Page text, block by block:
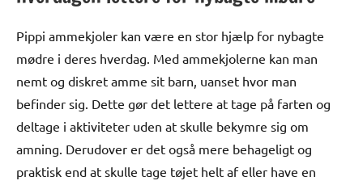
Pippi ammekjoler kan være en stor hjælp for nybagte
mødre i deres hverdag. Med ammekjolerne kan man
nemt og diskret amme sit barn, uanset hvor man
befinder sig. Dette gør det lettere at tage på farten og
deltage i aktiviteter uden at skulle bekymre sig om
amning. Derudover er det også mere behageligt og
praktisk end at skulle tage tøjet helt af eller have en